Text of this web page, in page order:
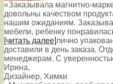
«Заказывала магнитно-
довольны качеством
нашим ожиданиям.
мебели, ребенку
[читать далее]лично
доставили в день заказа.
менеджерам. С
Ирина,
Дизайнер, Химки